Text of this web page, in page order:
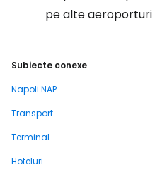
pe alte aeroporturi
Subiecte conexe
Napoli NAP
Transport
Terminal
Hoteluri